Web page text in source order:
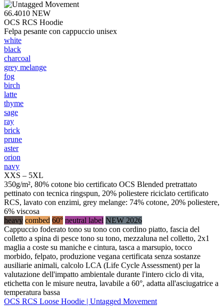
66.4010 NEW
OCS RCS Hoodie
Felpa pesante con cappuccio unisex
white
black
charcoal
grey melange
fog
birch
latte
thyme
sage
ray
brick
prune
aster
orion
navy
XXS – 5XL
350g/m², 80% cotone bio certificato OCS Blended pretrattato
pettinato con tecnica ringspun, 20% poliestere riciclato certificato
RCS, lavato con enzimi, grey melange: 74% cotone, 20% poliestere,
6% viscosa
heavy combed 60° neutral label NEW 2026
Cappuccio foderato tono su tono con cordino piatto, fascia del
colletto a spina di pesce tono su tono, mezzaluna nel colletto, 2x1
maglia a coste su maniche e cintura, tasca a marsupio, tocco
morbido, felpato, produzione vegana certificata senza sostanze
ausiliarie animali, calcolo LCA (Life Cycle Assessment) per la
valutazione dell'impatto ambientale durante l'intero ciclo di vita,
etichetta con le misure neutra, lavabile a 60°, adatta all'asciugatrice a
temperatura bassa
OCS RCS Loose Hoodie | Untagged Movement